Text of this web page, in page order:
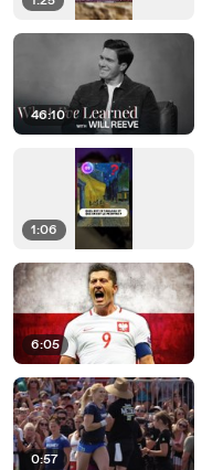
46:10
1:06
6:05
0:57